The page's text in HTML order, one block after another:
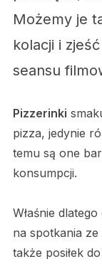
Możemy je
kolacji i
seansu
Pizzerinki
pizza, jedynie
temu są one
konsumpcji.
Właśnie
na spotkania
także posiłek